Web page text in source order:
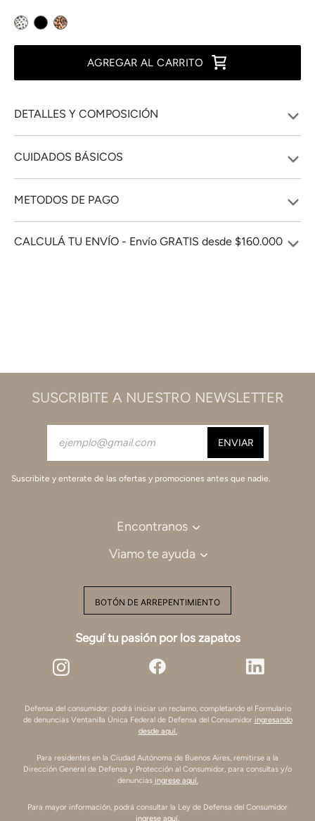
AGREGAR AL CARRITO
DETALLES Y COMPOSICIÓN
CUIDADOS BÁSICOS
METODOS DE PAGO
CALCULÁ TU ENVÍO - Envío GRATIS desde $160.000
SUSCRIBITE A NUESTRO NEWSLETTER
Suscribite y enterate de las ofertas y promociones antes que nadie.
Encontranos
Viamo te ayuda
BOTÓN DE ARREPENTIMIENTO
Seguí tu pasión por los zapatos
Defensa del consumidor: podrá iniciar un reclamo, completando el Formulario
de denuncias Ventanilla Única Federal de Defensa del Consumidor ingresando
desde aquí.
Para residentes en la Ciudad Autónoma de Buenos Aires, remitirse a la
Dirección General de Defensa y Protección al Consumidor, para consultas y/o
denuncias ingrese aquí.
Para mayor información, podrá consultar la Ley de Defensa del Consumidor
ingrese aquí.